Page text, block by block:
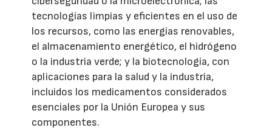
tecnologías limpias y eficientes en el uso de
los recursos, como las energías renovables,
el almacenamiento energético, el hidrógeno
o la industria verde; y la biotecnología, con
aplicaciones para la salud y la industria,
incluidos los medicamentos considerados
esenciales por la Unión Europea y sus
componentes.